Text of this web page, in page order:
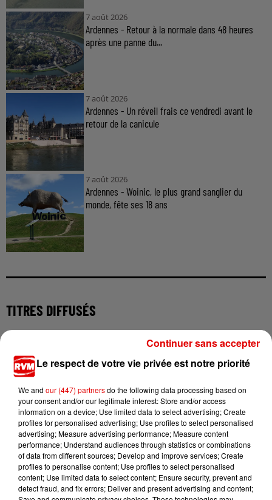
7 août 2026
Ardennes - Retour à la normale dans 48 heures
après une panne du...
7 août 2026
Ardennes - Un réveil frais ce vendredi avant le
retour de la canicule
7 août 2026
Ardennes - Woinic, le plus grand sanglier du
monde, fête ses 18 ans
TITRES DIFFUSÉS
22h07
22h07
IAN STORM
Losing My Religon
BLACK EYED PEAS
The Time (dirty Bit)
OFENBACH
Miles Away
Le respect de votre vie privée est notre priorité
We and our (447) partnersdo the following data processing based on
your consent and/or our legitimate interest: Store and/or access
information on a device; Use limited data to select advertising; Create
profiles for personalised advertising; Use profiles to select personalised
advertising; Measure advertising performance; Measure content
performance; Understand audiences through statistics or combinations
of data from different sources; Develop and improve services; Create
profiles to personalise content; Use profiles to select personalised
content; Use limited data to select content; Ensure security, prevent and
detect fraud, and fix errors; Deliver and present advertising and content;
Continuer sans accepter